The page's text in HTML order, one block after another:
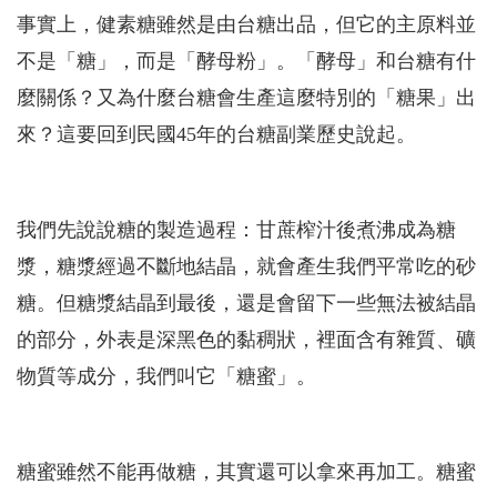
事實上，健素糖雖然是由台糖出品，但它的主原料並
不是「糖」，而是「酵母粉」。「酵母」和台糖有什
麼關係？又為什麼台糖會生產這麼特別的「糖果」出
來？這要回到民國45年的台糖副業歷史說起。
我們先說說糖的製造過程：甘蔗榨汁後煮沸成為糖
漿，糖漿經過不斷地結晶，就會產生我們平常吃的砂
糖。但糖漿結晶到最後，還是會留下一些無法被結晶
的部分，外表是深黑色的黏稠狀，裡面含有雜質、礦
物質等成分，我們叫它「糖蜜」。
糖蜜雖然不能再做糖，其實還可以拿來再加工。糖蜜